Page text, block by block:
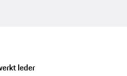
leder